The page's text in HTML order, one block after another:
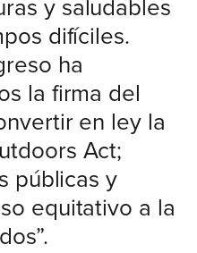
y saludables
difíciles.
ha
la firma del
en ley la
Act;
públicas y
equitativo a la